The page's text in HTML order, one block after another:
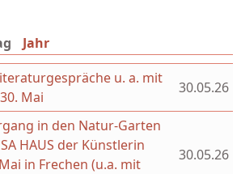
(aktiver Reiter)
Jahr
u. a. mit
Mai
30.05.26
in den Natur-Garten
HAUS der Künstlerin
in Frechen (u.a. mit
30.05.26